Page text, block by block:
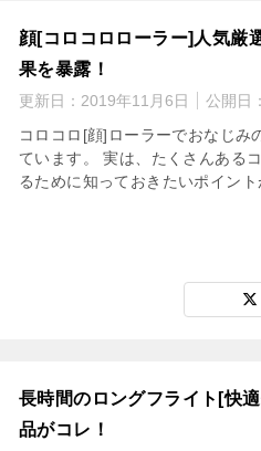
顔[コロコロローラー]人気厳
果を暴露！
更新日： 2019年11月6日 公開日：
コロコロ[顔]ローラーでおなじみ
ています。 実は、たくさんある
るために知っておきたいポイン
長時間のロングフライト[快
品がコレ！